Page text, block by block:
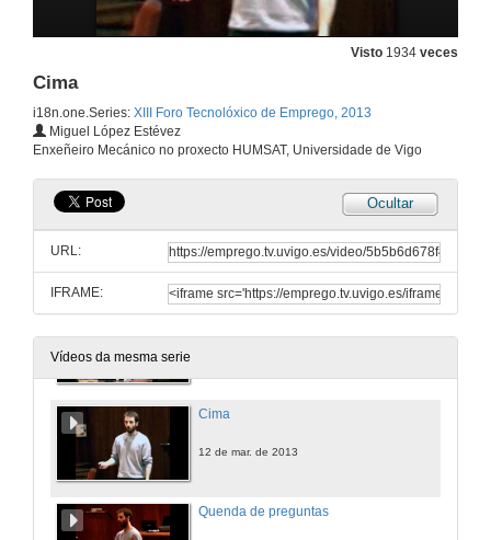
Visto 1934 veces
Cima
i18n.one.Series: XIII Foro Tecnolóxico de Emprego, 2013
Miguel López Estévez
Enxeñeiro Mecánico no proxecto HUMSAT, Universidade de Vigo
Ocultar
URL:
IFRAME:
Vídeos da mesma serie
Quenda de preguntas
Kuka
12 de mar. de 2013
12 de mar. de 2013
Sistemas loxísticos basados en robots móbiles
Cima
12 de mar. de 2013
Quenda de preguntas